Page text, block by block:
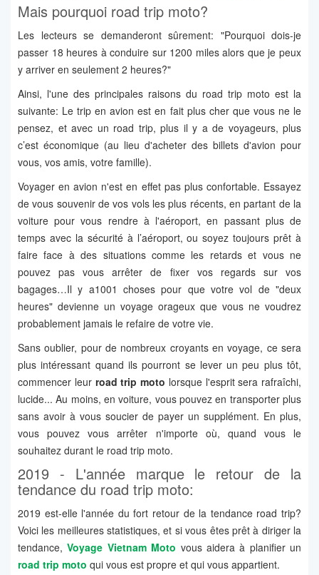
Mais pourquoi road trip moto?
Les lecteurs se demanderont sûrement: "Pourquoi dois-je
passer 18 heures à conduire sur 1200 miles alors que je peux
y arriver en seulement 2 heures?"
Ainsi, l'une des principales raisons du road trip moto est la
suivante: Le trip en avion est en fait plus cher que vous ne le
pensez, et avec un road trip, plus il y a de voyageurs, plus
c’est économique (au lieu d'acheter des billets d'avion pour
vous, vos amis, votre famille).
Voyager en avion n'est en effet pas plus confortable. Essayez
de vous souvenir de vos vols les plus récents, en partant de la
voiture pour vous rendre à l'aéroport, en passant plus de
temps avec la sécurité à l’aéroport, ou soyez toujours prêt à
faire face à des situations comme les retards et vous ne
pouvez pas vous arrêter de fixer vos regards sur vos
bagages…Il y a1001 choses pour que votre vol de "deux
heures" devienne un voyage orageux que vous ne voudrez
probablement jamais le refaire de votre vie.
Sans oublier, pour de nombreux croyants en voyage, ce sera
plus intéressant quand ils pourront se lever un peu plus tôt,
commencer leur road trip moto lorsque l'esprit sera rafraîchi,
lucide... Au moins, en voiture, vous pouvez en transporter plus
sans avoir à vous soucier de payer un supplément. En plus,
vous pouvez vous arrêter n'importe où, quand vous le
souhaitez durant le road trip moto.
2019 - L'année marque le retour de la
tendance du road trip moto:
2019 est-elle l'année du fort retour de la tendance road trip?
Voici les meilleures statistiques, et si vous êtes prêt à diriger la
tendance,Voyage Vietnam Moto vous aidera à planifier un
road trip moto qui vous est propre et qui vous appartient.